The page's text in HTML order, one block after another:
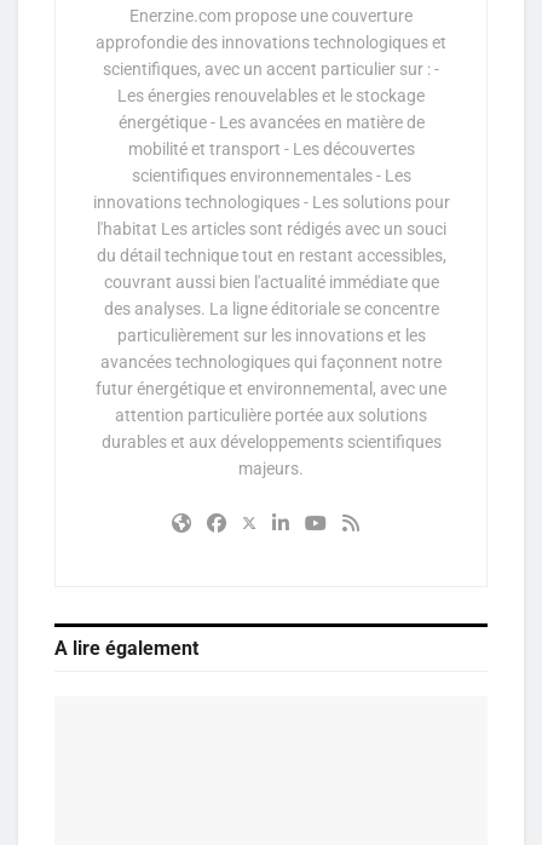
Enerzine.com propose une couverture
approfondie des innovations technologiques et
scientifiques, avec un accent particulier sur : -
Les énergies renouvelables et le stockage
énergétique - Les avancées en matière de
mobilité et transport - Les découvertes
scientifiques environnementales - Les
innovations technologiques - Les solutions pour
l'habitat Les articles sont rédigés avec un souci
du détail technique tout en restant accessibles,
couvrant aussi bien l'actualité immédiate que
des analyses. La ligne éditoriale se concentre
particulièrement sur les innovations et les
avancées technologiques qui façonnent notre
futur énergétique et environnemental, avec une
attention particulière portée aux solutions
durables et aux développements scientifiques
majeurs.
A lire également